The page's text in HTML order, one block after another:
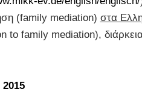
(family mediation) στα
to family mediation),